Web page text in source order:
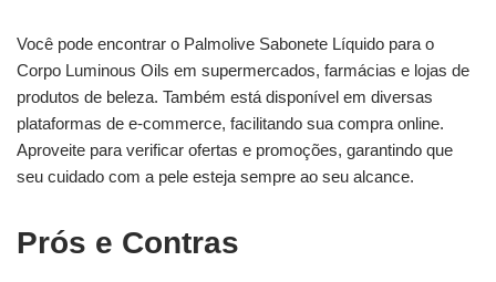
Você pode encontrar o Palmolive Sabonete Líquido para o
Corpo Luminous Oils em supermercados, farmácias e lojas de
produtos de beleza. Também está disponível em diversas
plataformas de e-commerce, facilitando sua compra online.
Aproveite para verificar ofertas e promoções, garantindo que
seu cuidado com a pele esteja sempre ao seu alcance.
Prós e Contras